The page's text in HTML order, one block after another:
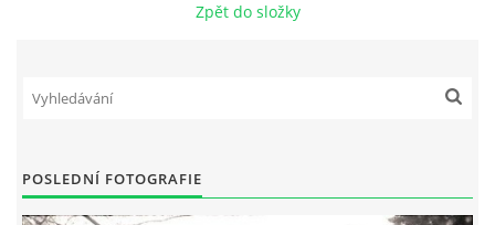
Kontakt:
Zpět do složky
POSLEDNÍ FOTOGRAFIE